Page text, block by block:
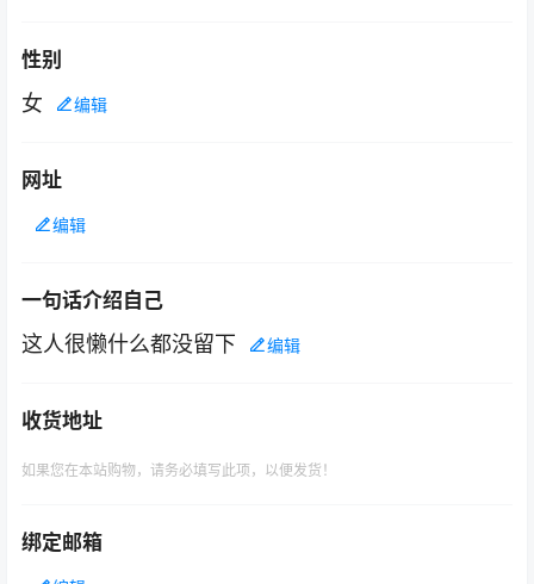
性别
女 编辑
网址
编辑
一句话介绍自己
这人很懒什么都没留下 编辑
收货地址
如果您在本站购物，请务必填写此项，以便发货！
绑定邮箱